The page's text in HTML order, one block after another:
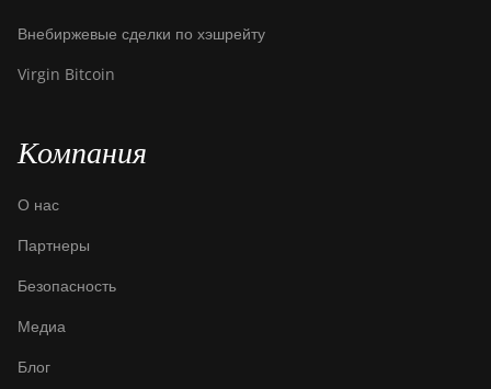
Внебиржевые сделки по хэшрейту
Virgin Bitcoin
Компания
О нас
Партнеры
Безопасность
Медиа
Блог